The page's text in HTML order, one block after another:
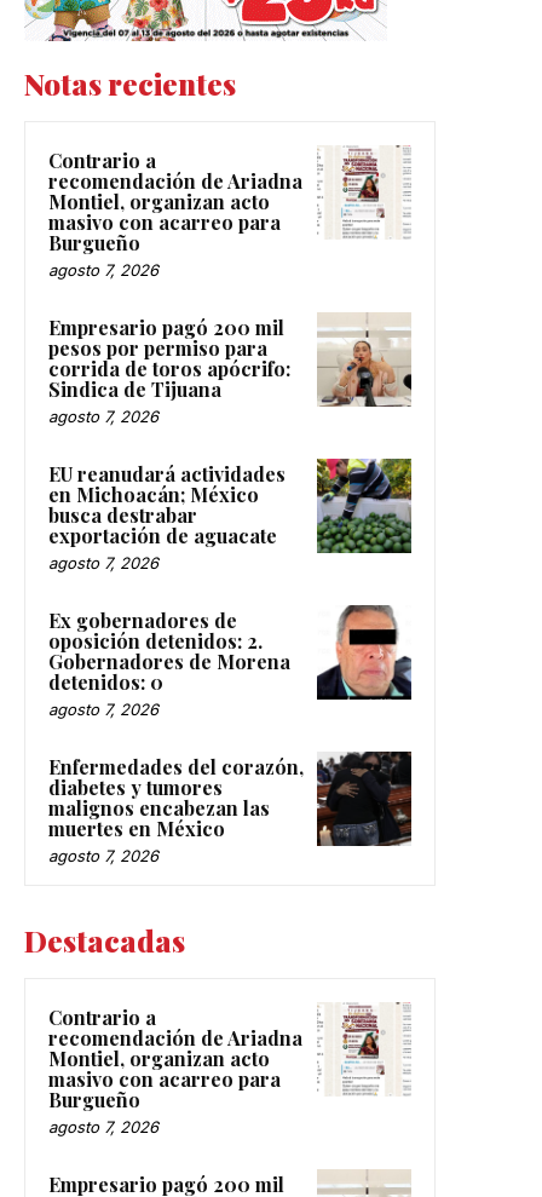
Notas recientes
Contrario a
recomendación de Ariadna
Montiel, organizan acto
masivo con acarreo para
Burgueño
agosto 7, 2026
Empresario pagó 200 mil
pesos por permiso para
corrida de toros apócrifo:
Sindica de Tijuana
agosto 7, 2026
EU reanudará actividades
en Michoacán; México
busca destrabar
exportación de aguacate
agosto 7, 2026
Ex gobernadores de
oposición detenidos: 2.
Gobernadores de Morena
detenidos: 0
agosto 7, 2026
Enfermedades del corazón,
diabetes y tumores
malignos encabezan las
muertes en México
agosto 7, 2026
Destacadas
Contrario a
recomendación de Ariadna
Montiel, organizan acto
masivo con acarreo para
Burgueño
agosto 7, 2026
Empresario pagó 200 mil